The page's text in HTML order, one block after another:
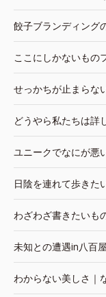
餃子ブランディング
ここにしかないもの
せっかちが止まらな
どうやら私たちは詳
ユニークでなにが悪
日陰を連れて歩きた
わざわざ書きたいも
未知との遭遇in八百
わからない美しさ｜